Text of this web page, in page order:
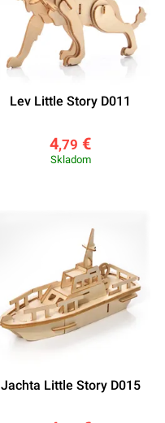
Lev Little Story D011
4,79 €
Skladom
Jachta Little Story D015